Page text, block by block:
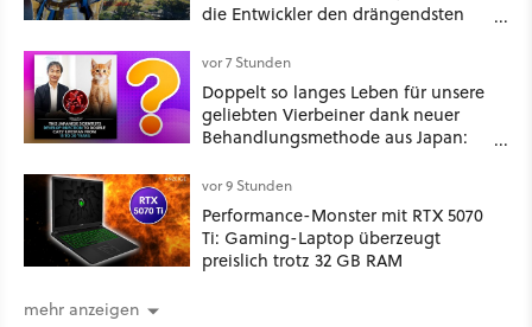
die Entwickler den drängendsten
vor 7 Stunden
Doppelt so langes Leben für unsere
geliebten Vierbeiner dank neuer
Behandlungsmethode aus Japan:
Kommentare zeigt, dass es nicht so
einfach ist
vor 9 Stunden
Performance-Monster mit RTX 5070
Ti: Gaming-Laptop überzeugt
preislich trotz 32 GB RAM
mehr anzeigen